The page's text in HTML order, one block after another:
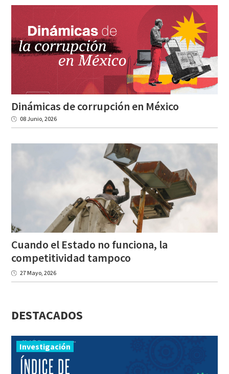
Dinámicas decorrupción en México
08 Junio, 2026
Cuando el Estado no funciona, la
competitividad tampoco
27 Mayo, 2026
DESTACADOS
Investigación